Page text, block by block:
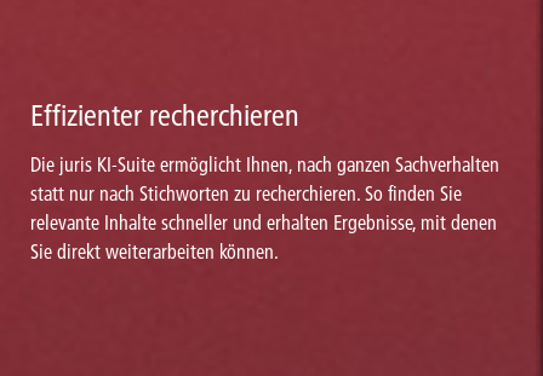
Effizienter recherchieren
Die juris KI-Suite ermöglicht Ihnen, nach ganzen Sachverhalten
statt nur nach Stichworten zu recherchieren. So finden Sie
relevante Inhalte schneller und erhalten Ergebnisse, mit denen
Sie direkt weiterarbeiten können.